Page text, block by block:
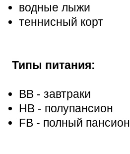
водные лыжи
теннисный корт
Типы питания:
BB - завтраки
HB - полупансион
FB - полный пансион